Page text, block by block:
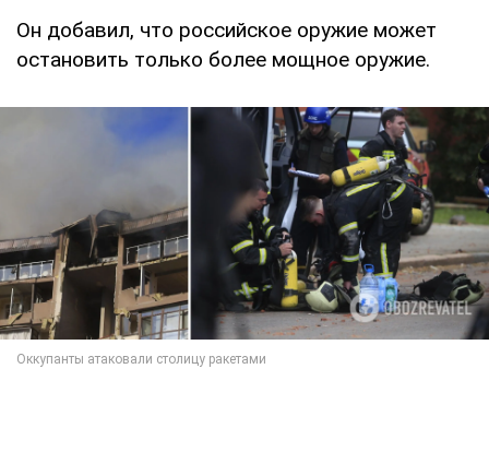
Он добавил, что российское оружие может
остановить только более мощное оружие.